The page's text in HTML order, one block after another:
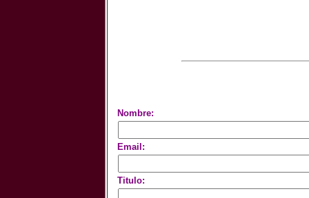
Nombre:
Email:
Titulo: